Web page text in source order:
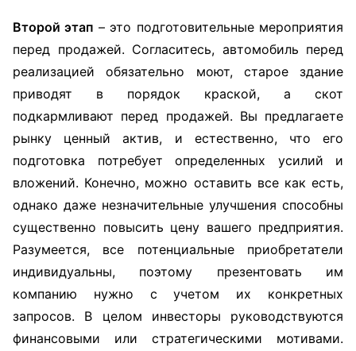
Второй этап – это подготовительные мероприятия
перед продажей. Согласитесь, автомобиль перед
реализацией обязательно моют, старое здание
приводят в порядок краской, а скот
подкармливают перед продажей. Вы предлагаете
рынку ценный актив, и естественно, что его
подготовка потребует определенных усилий и
вложений. Конечно, можно оставить все как есть,
однако даже незначительные улучшения способны
существенно повысить цену вашего предприятия.
Разумеется, все потенциальные приобретатели
индивидуальны, поэтому презентовать им
компанию нужно с учетом их конкретных
запросов. В целом инвесторы руководствуются
финансовыми или стратегическими мотивами.